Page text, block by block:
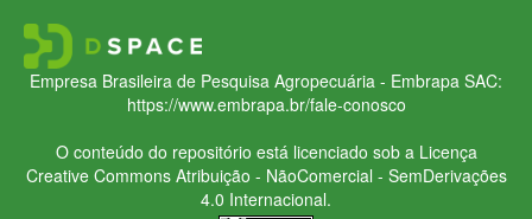
Empresa Brasileira de Pesquisa Agropecuária - Embrapa SAC:
https://www.embrapa.br/fale-conosco
O conteúdo do repositório está licenciado sob a Licença
Creative CommonsAtribuição - NãoComercial - SemDerivações
4.0 Internacional.